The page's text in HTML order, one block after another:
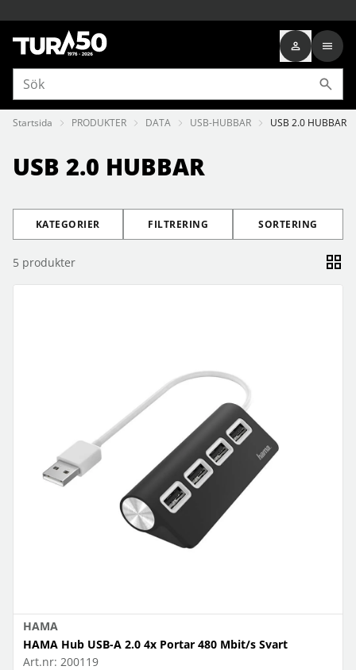
Startsida PRODUKTER DATA USB-HUBBAR USB 2.0 HUBBAR
USB 2.0 HUBBAR
KATEGORIER FILTRERING SORTERING
5 produkter
HAMA
HAMA Hub USB-A 2.0 4x Portar 480 Mbit/s Svart
Art.nr: 200119